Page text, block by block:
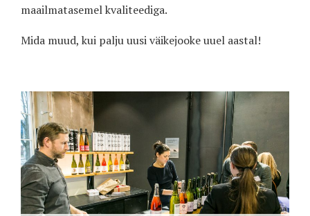
maailmatasemel kvaliteediga.
Mida muud, kui palju uusi väikejooke uuel aastal!